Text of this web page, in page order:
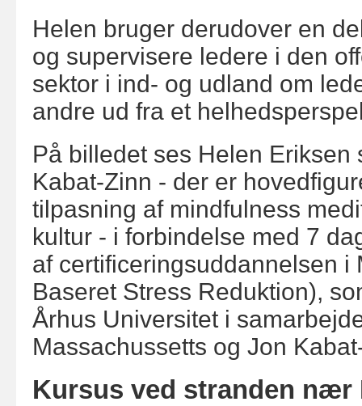
Helen bruger derudover en
og supervisere ledere i den
sektor i ind- og udland om
andre ud fra et
På billedet ses Helen Eriksen
Kabat-Zinn - der er
tilpasning af mindfulness
kultur - i forbindelse med 7
af certificeringsuddannelsen i
Baseret Stress Reduktion),
Århus Universitet i
Massachussetts og Jon
Kursus ved stranden nær